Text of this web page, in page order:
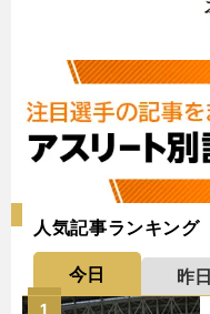
人気記事ランキング
今日 昨日
1